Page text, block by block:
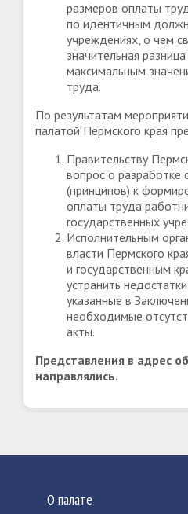
размеров оплаты
по идентичным
учреждениях, о чем
значительная
максимальным
труда.
По результатам
палатой Пермского края
Правительству
вопрос о разработке
(принципов) к
оплаты труда
государственных
Исполнительным
власти Пермского
и государственным
устранить
указанные в
необходимые
акты.
Представления в адрес
направлялись.
О палате